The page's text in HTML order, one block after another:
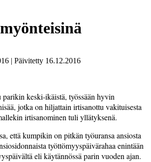
| Päivitetty 16.12.2016
keski-ikäistä, työssään hyvin
jotka on hiljattain irtisanottu vakituisesta
irtisanominen tuli yllätyksenä.
että kumpikin on pitkän työuransa ansiosta
työttömyyspäivärahaa enintään
eli käytännössä parin vuoden ajan.